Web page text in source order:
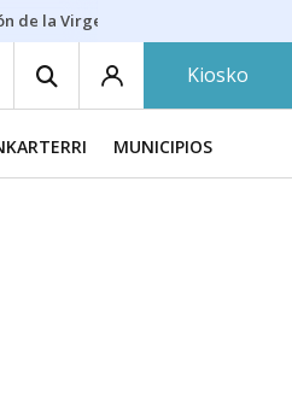
de la Virgen
Kiosko
MUNICIPIOS